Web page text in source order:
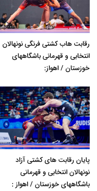
رقابت هاب کشتی فرنگی نونهالان
انتخابی و قهرمانی باشگاههای
خوزستان / اهواز:
پایان رقابت های کشتی آزاد
نونهالان انتخابی و قهرمانی
باشگاههای خوزستان / اهواز :